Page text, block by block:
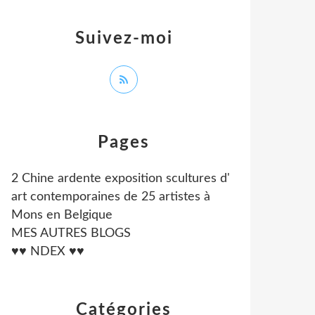
Catégories
Pages
2 Chine ardente exposition scultures d'
art contemporaines de 25 artistes à
Mons en Belgique
MES AUTRES BLOGS
♥♥ NDEX ♥♥
Suivez-moi